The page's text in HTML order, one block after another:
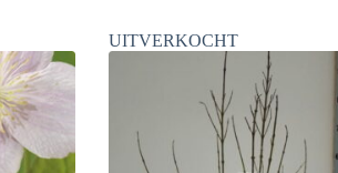
UITVERKOCHT